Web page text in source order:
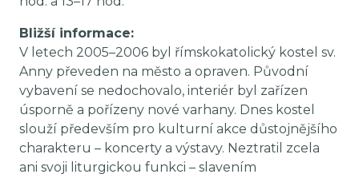
Bližší informace:
V letech 2005–2006 byl římskokatolický kostel sv.
Anny převeden na město a opraven. Původní
vybavení se nedochovalo, interiér byl zařízen
úsporně a pořízeny nové varhany. Dnes kostel
slouží především pro kulturní akce důstojnějšího
charakteru – koncerty a výstavy. Neztratil zcela
ani svoji liturgickou funkci – slavením